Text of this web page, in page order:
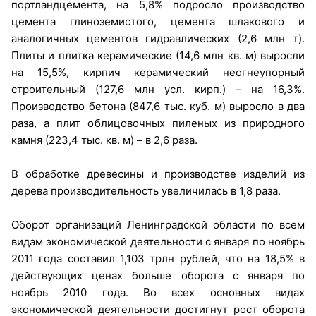
портландцемента, на 5,8% подросло производство
цемента глиноземистого, цемента шлакового и
аналогичных цементов гидравлических (2,6 млн т).
Плиты и плитка керамические (14,6 млн кв. м) выросли
на 15,5%, кирпич керамический неогнеупорный
строительный (127,6 млн усл. кирп.) – на 16,3%.
Производство бетона (847,6 тыс. куб. м) выросло в два
раза, а плит облицовочных пиленых из природного
камня (223,4 тыс. кв. м) – в 2,6 раза.
В обработке древесины и производстве изделий из
дерева производительность увеличилась в 1,8 раза.
Оборот организаций Ленинградской области по всем
видам экономической деятельности с января по ноябрь
2011 года составил 1,103 трлн рублей, что на 18,5% в
действующих ценах больше оборота с января по
ноябрь 2010 года. Во всех основных видах
экономической деятельности достигнут рост оборота